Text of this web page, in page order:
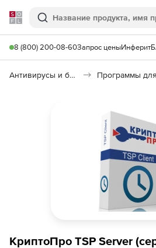
Softline
Поиск
8 (800) 200-08-60Запрос ценыИнферит
Антивирусы и безопасность
КриптоПро TSP Server